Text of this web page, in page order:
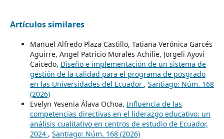
Artículos similares
Manuel Alfredo Plaza Castillo, Tatiana Verónica Garcés
Aguirre, Angel Patricio Morales Achilie, Jorgeli Ayovi
Caicedo, Diseño e implementación de un sistema de
gestión de la calidad para el programa de posgrado
en las Universidades del Ecuador , Santiago: Núm. 168
(2026)
Evelyn Yesenia Álava Ochoa, Influencia de las
competencias directivas en el liderazgo educativo: un
análisis cualitativo en centros de estudio de Ecuador,
2024 , Santiago: Núm. 168 (2026)